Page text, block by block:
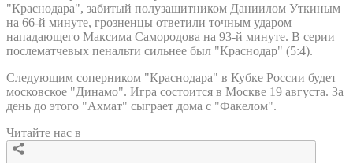
"Краснодара", забитый полузащитником Даниилом Уткиным
на 66-й минуте, грозненцы ответили точным ударом
нападающего Максима Самородова на 93-й минуте. В серии
послематчевых пенальти сильнее был "Краснодар" (5:4).
Следующим соперником "Краснодара" в Кубке России будет
московское "Динамо". Игра состоится в Москве 19 августа. За
день до этого "Ахмат" сыграет дома с "Факелом".
Читайте нас в